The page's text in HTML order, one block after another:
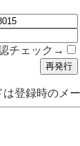
チェック→
登録時のメ